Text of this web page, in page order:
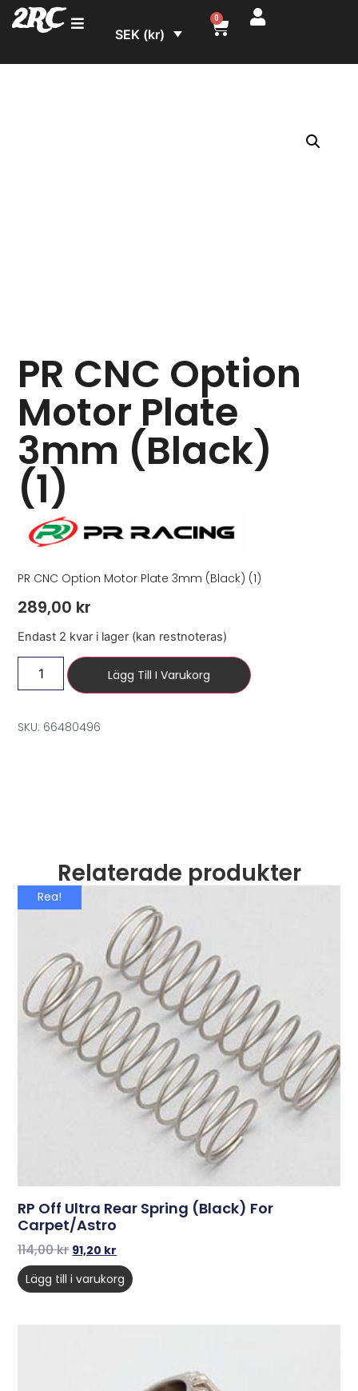
2RC SEK (kr)
0
PR CNC Option
Motor Plate
3mm (Black)
(1)
PR CNC Option Motor Plate 3mm (Black) (1)
289,00 kr
Endast 2 kvar i lager (kan restnoteras)
Lägg Till I Varukorg
SKU: 66480496
Relaterade produkter
Rea!
RP Off Ultra Rear Spring (Black) For
Carpet/Astro
114,00kr 91,20 kr
Lägg till i varukorg